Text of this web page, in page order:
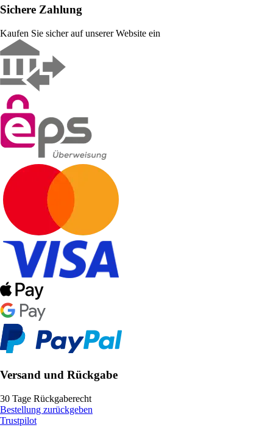
Sichere Zahlung
Kaufen Sie sicher auf unserer Website ein
Versand und Rückgabe
30 Tage Rückgaberecht
Bestellung zurückgeben
Trustpilot